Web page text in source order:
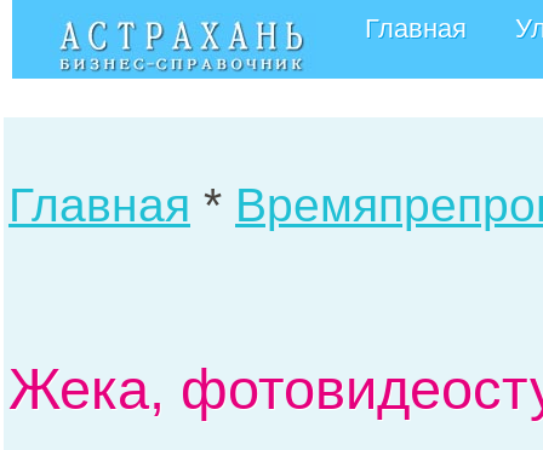
Главная
Главная *
Жека,